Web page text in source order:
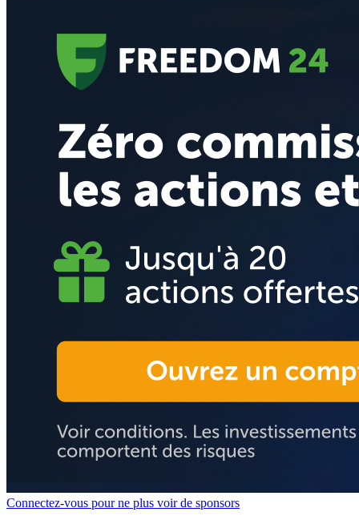
Connectez-vous pour ne plus voir de sponsors